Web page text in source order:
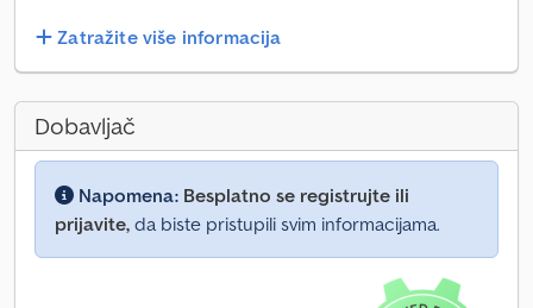
Zatražite više informacija
Dobavljač
Napomena: Besplatno se registrujte ili
prijavite, da biste pristupili svim informacijama.